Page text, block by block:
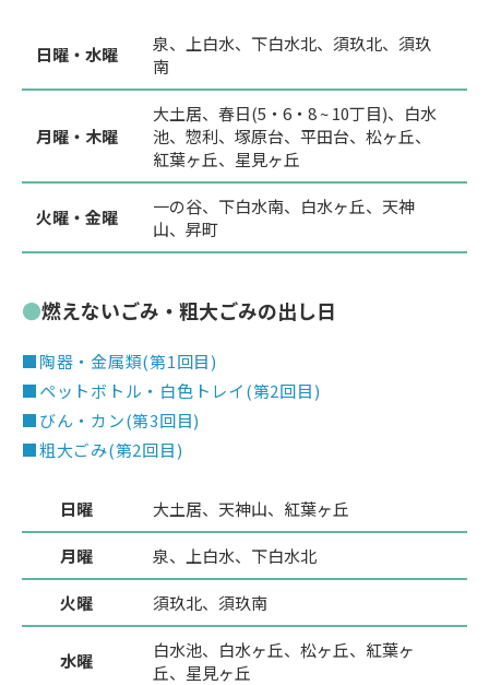
日曜・水曜
泉、上白水、下白水北、須玖北、須玖
南
月曜・木曜
大土居、春日(5・6・8 ~ 10丁目)、白水
池、惣利、塚原台、平田台、松ヶ丘、
紅葉ヶ丘、星見ヶ丘
火曜・金曜
一の谷、下白水南、白水ヶ丘、天神
山、昇町
燃えないごみ・粗大ごみの出し日
■陶器・金属類(第1回目)
■ペットボトル・白色トレイ(第2回目)
■びん・カン(第3回目)
■粗大ごみ(第2回目)
日曜 大土居、天神山、紅葉ヶ丘
月曜 泉、上白水、下白水北
火曜 須玖北、須玖南
水曜
白水池、白水ヶ丘、松ヶ丘、紅葉ヶ
丘、星見ヶ丘